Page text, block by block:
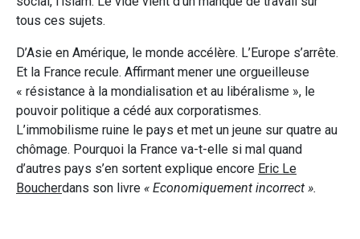
tous ces sujets.
D’Asie en Amérique, le monde accélère. L’Europe s’arrête.
Et la France recule. Affirmant mener une orgueilleuse
« résistance à la mondialisation et au libéralisme », le
pouvoir politique a cédé aux corporatismes.
L’immobilisme ruine le pays et met un jeune sur quatre au
chômage. Pourquoi la France va-t-elle si mal quand
d’autres pays s’en sortent explique encore Eric Le
Boucherdans son livre « Economiquement incorrect ».